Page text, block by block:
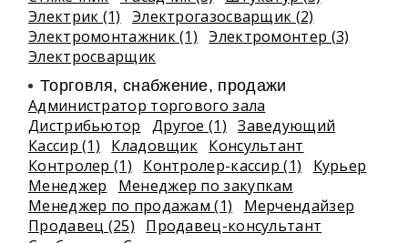
Электрик (1)
Электрогазосварщик (2)
Электромонтажник (1)
Электромонтер (3)
Электросварщик
Торговля, снабжение, продажи
Администратор торгового зала
Дистрибьютор
Другое (1)
Заведующий
Кассир (1)
Кладовщик Консультант
Контролер (1)
Контролер-кассир (1)
Курьер
Менеджер
Менеджер по закупкам
Менеджер по продажам (1)
Мерчендайзер
Продавец (25)
Продавец-консультант